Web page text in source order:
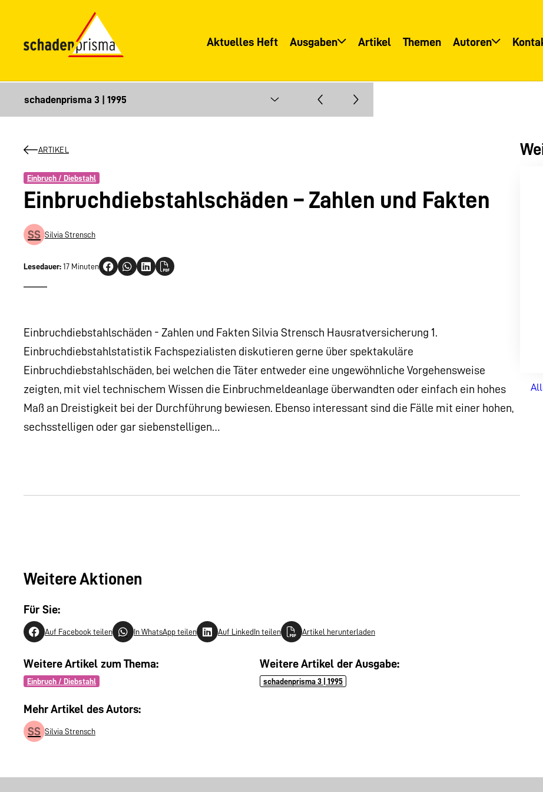
Aktuelles Heft Ausgaben
Informationsservice
Artikel Themen Autoren
ARTIKEL
Einbruch / Diebstahl
Einbruchdiebstahlschäden – Zahlen und Fakten
SS Silvia Strensch
Lesedauer: 17 Minuten
Einbruchdiebstahlschäden - Zahlen und Fakten Silvia Strensch Hausratversicherung 1.
Einbruchdiebstahlstatistik Fachspezialisten diskutieren gerne über spektakuläre
Einbruchdiebstahlschäden, bei welchen die Täter entweder eine ungewöhnliche Vorgehensweise
zeigten, mit viel technischem Wissen die Einbruchmeldeanlage überwandten oder einfach ein hohes
Maß an Dreistigkeit bei der Durchführung bewiesen. Ebenso interessant sind die Fälle mit einer hohen,
sechsstelligen oder gar siebenstelligen…
Weitere Aktionen
Für Sie:
Auf Facebook teilen In WhatsApp teilen Auf LinkedIn teilen Artikel herunterladen
Weitere Artikel zum Thema:
Einbruch / Diebstahl
Weitere Artikel der Ausgabe:
schadenprisma 3 | 1995
Mehr Artikel des Autors:
SS Silvia Strensch